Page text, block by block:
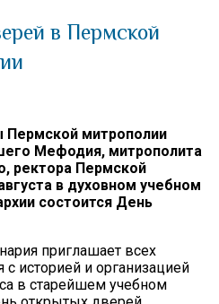
в Пермской
Пермской митрополии
Мефодия, митрополита
ректора Пермской
в духовном учебном
состоится День
приглашает всех
историей и организацией
в старейшем учебном